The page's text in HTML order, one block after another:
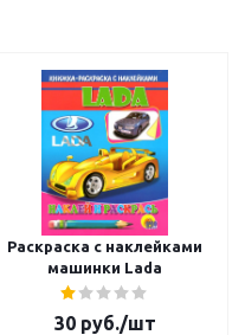
Раскраска с наклейками
машинки Lada
30руб./шт